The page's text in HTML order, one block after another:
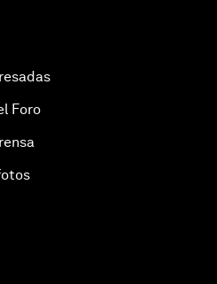
Foro